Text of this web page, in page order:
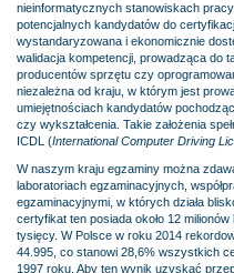
nieinformatycznych stanowiskach
potencjalnych kandydatów do
wystandaryzowana i ekonomicznie
walidacja kompetencji, prowadząca do
producentów sprzętu czy
niezależna od kraju, w którym jest
umiejętnościach kandydatów
czy wykształcenia. Takie założenia
ICDL (International Computer Driving
W naszym kraju egzaminy można
laboratoriach egzaminacyjnych,
egzaminacyjnymi, w których działa
certyfikat ten posiada około 12
tysięcy. W Polsce w roku 2014
44.995, co stanowi 28,6% wszystkich
1997 roku. Aby ten wynik uzyskać